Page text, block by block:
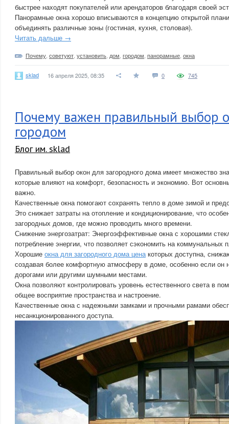
быстрее находят покупателей или арендаторов благодаря своей
Панорамные окна хорошо вписываются в концепцию открытой
объединять различные зоны (гостиная, кухня, столовая).
Читать дальше →
Почему советуют установить дом городом панорамные окна
sklad 16 апреля 2025, 08:35 0 745
Почему важен правильный выбор
городом
Блог им. sklad
Правильный выбор окон для загородного дома имеет множество
которые влияют на комфорт, безопасность и экономию. Вот
важно.
Качественные окна помогают сохранять тепло в доме зимой и
Это снижает затраты на отопление и кондиционирование, что
загородных домов, где можно проводить много времени.
Снижение энергозатрат: Энергоэффективные окна с хорошими
потребление энергии, что позволяет сэкономить на коммунальных
Хорошие окна для загородного дома ценакоторых доступна,
создавая более комфортную атмосферу в доме, особенно если он
дорогами или другими шумными местами.
Окна позволяют контролировать уровень естественного света в
общее восприятие пространства и настроение.
Качественные окна с надежными замками и прочными рамами
несанкционированного доступа.